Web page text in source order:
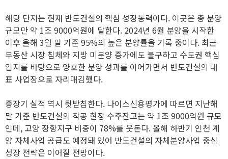
해당 단지는 현재 반도건설의 핵심 성장동력이다. 이곳은 총 분양
규모만 약 1조 9000억원에 달한다. 2024년 6월 분양을 시작한
이후 올해 3월 말 기준 95%의 높은 분양률을 기록 중이다. 최근
부동산 시장 침체와 지방 미분양 증가에도 불구하고 수도권 핵심
입지를 바탕으로 양호한 분양 성과를 이어가면서 반도건설의 대
표 사업장으로 자리매김했다.
중장기 실적 역시 뒷받침한다. 나이스신용평가에 따르면 지난해
말 기준 반도건설의 착공 현장 수주잔고는 약 1조 9000억원 규모
인데, 고양 장항지구 비중이 78%를 웃돈다. 올해 하반기 인천 계
양 자체사업 공급도 예정돼 있어 반도건설의 자체분양사업 중심
성장 전략은 이어질 전망이다.